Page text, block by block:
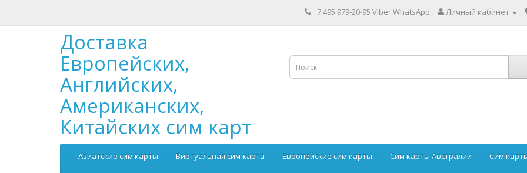
+7 495 979-20-95 Viber WhatsApp Личный кабинет
Доставка
Европейских,
Английских,
Американских,
Китайских сим карт
Азиатские сим карты Виртуальная сим карта Европейские сим карты Сим карты Австралии Сим